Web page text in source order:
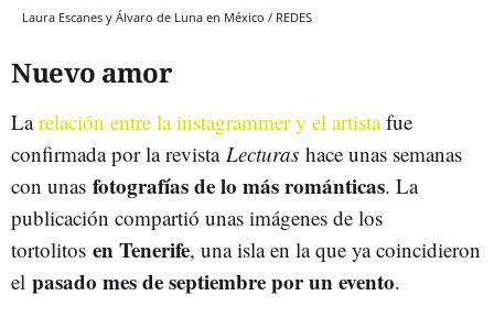
Laura Escanes y Álvaro de Luna en México / REDES
Nuevo amor
Larelación entre la instagrammer y el artistafue
confirmada por la revista Lecturas hace unas semanas
con unas fotografías de lo más románticas. La
publicación compartió unas imágenes de los
tortolitos en Tenerife, una isla en la que ya coincidieron
el pasado mes de septiembre por un evento.